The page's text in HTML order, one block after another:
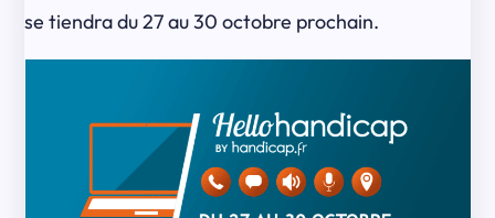
se tiendra du 27 au 30 octobre prochain.